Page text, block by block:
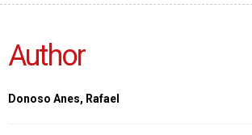
Author
Donoso Anes, Rafael